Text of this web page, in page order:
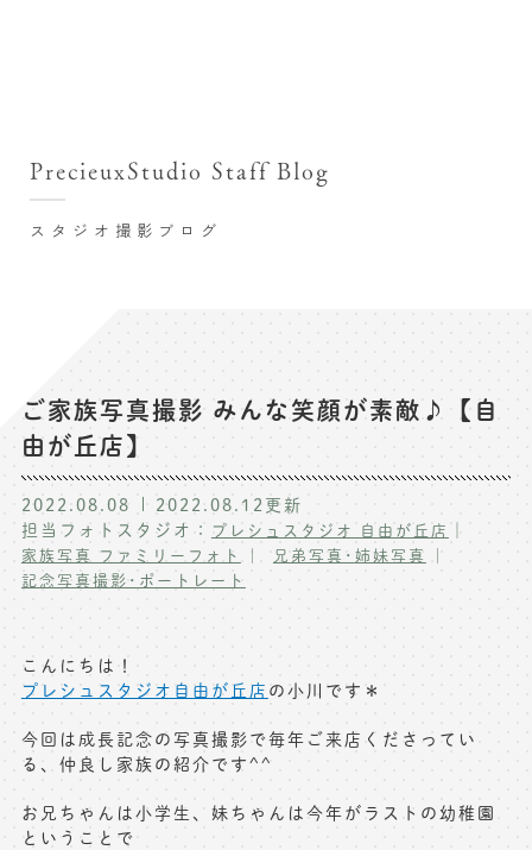
七五三お参り用着物レンタル
お宮参り写真撮影
ハーフバースデー撮影
卒業袴･卒業写真撮影
ハーフ成人式･10歳の祝い記念撮影
家族写真･記念写真撮影
ペット写真撮影
フォトウェディング
よくある質問
写真商品一覧
出張撮影(鎌倉)
キャンペーン･限定プラン情報
スタジオ撮影ブログ
PrecieuxStudio Staff Blog
ご家族写真撮影 みんな笑顔が素敵♪【自
由が丘店】
2022.08.08 2022.08.12更新
担当フォトスタジオ： プレシュスタジオ 自由が丘店 ｜
家族写真 ファミリーフォト
兄弟写真･姉妹写真
記念写真撮影･ポートレート
こんにちは！
プレシュスタジオ自由が丘店 の小川です＊
今回は成長記念の写真撮影で毎年ご来店くださってい
る、仲良し家族の紹介です^^
お兄ちゃんは小学生、妹ちゃんは今年がラストの幼稚園
ということで